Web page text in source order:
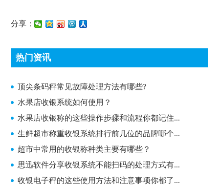
分享：
热门资讯
顶尖条码秤常见故障处理方法有哪些?
顶尖条码秤常见故障处理方法有哪些?
水果店收银系统如何使用？
水果店收银称的这些操作步骤和流程你都记住...
生鲜超市称重收银系统排行前几位的品牌哪个...
超市中常用的收银称种类主要有哪些？
思迅软件分享收银系统不能扫码的处理方式有...
收银电子秤的这些使用方法和注意事项你都了...